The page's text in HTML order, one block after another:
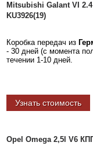
Mitsubishi Galant VI
KU3926(19)
Коробка передач из
- 30 дней (с момента
течении 1-10 дней.
Узнать стоимость
Opel Omega 2,5l V6